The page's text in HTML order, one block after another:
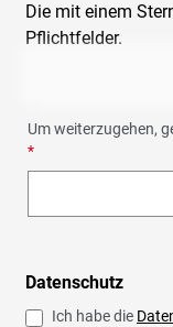
Die mit einem
Pflichtfelder.
Um weiterzugehen,
*
Datenschutz
Ich habe die